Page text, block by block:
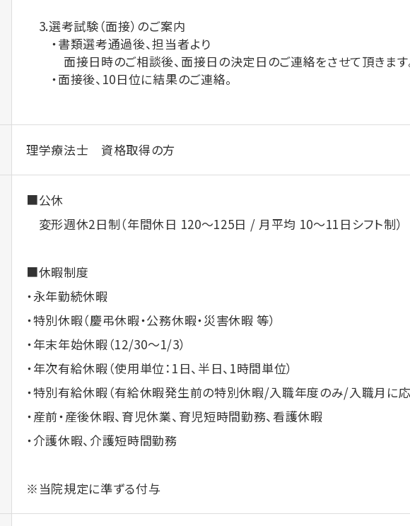
3.選考試験（面接）のご案内
・書類選考通過後、担当者より
面接日時のご相談後、面接日の決定日のご連絡をさせて頂きます。
・面接後、10日位に結果のご連絡。
理学療法士 資格取得の方
■公休
変形週休2日制（年間休日 120～125日 / 月平均 10～11日シフト制）
■休暇制度
・永年勤続休暇
・特別休暇（慶弔休暇・公務休暇・災害休暇 等）
・年末年始休暇（12/30～1/3）
・年次有給休暇（使用単位：1日、半日、1時間単位）
・特別有給休暇（有給休暇発生前の特別休暇/入職年度のみ/入職月に応
・産前・産後休暇、育児休業、育児短時間勤務、看護休暇
・介護休暇、介護短時間勤務
※当院規定に準ずる付与